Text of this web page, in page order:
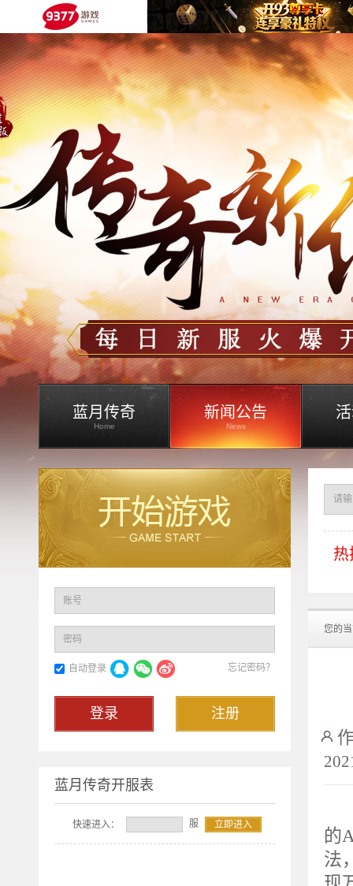
蓝月传奇
Home
新闻公告
News
热
您的
的
法
账号
密码
忘记密码？
自动登录
注册
登录
蓝月传奇开服表
快速进入： 服 立即进入